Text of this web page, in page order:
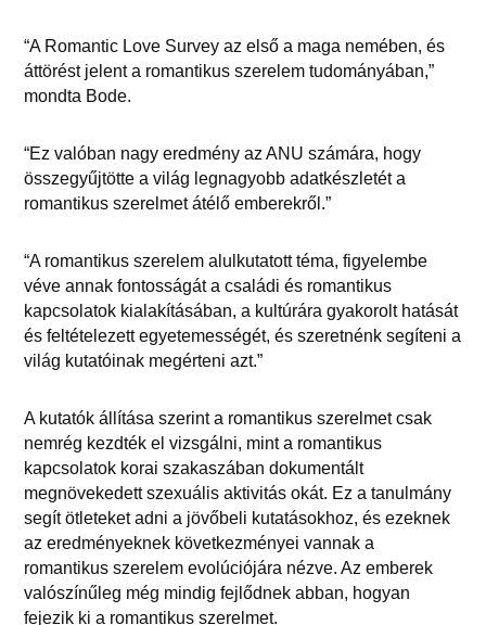
“A Romantic Love Survey az első a maga nemében, és
áttörést jelent a romantikus szerelem tudományában,”
mondta Bode.
“Ez valóban nagy eredmény az ANU számára, hogy
összegyűjtötte a világ legnagyobb adatkészletét a
romantikus szerelmet átélő emberekről.”
“A romantikus szerelem alulkutatott téma, figyelembe
véve annak fontosságát a családi és romantikus
kapcsolatok kialakításában, a kultúrára gyakorolt hatását
és feltételezett egyetemességét, és szeretnénk segíteni a
világ kutatóinak megérteni azt.”
A kutatók állítása szerint a romantikus szerelmet csak
nemrég kezdték el vizsgálni, mint a romantikus
kapcsolatok korai szakaszában dokumentált
megnövekedett szexuális aktivitás okát. Ez a tanulmány
segít ötleteket adni a jövőbeli kutatásokhoz, és ezeknek
az eredményeknek következményei vannak a
romantikus szerelem evolúciójára nézve. Az emberek
valószínűleg még mindig fejlődnek abban, hogyan
fejezik ki a romantikus szerelmet.